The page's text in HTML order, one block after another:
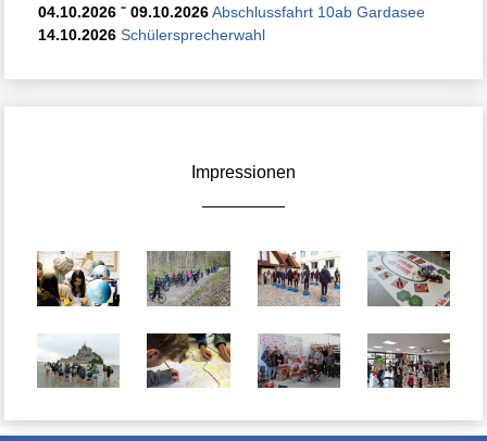
04.10.2026⁻ 09.10.2026 Abschlussfahrt 10ab Gardasee
14.10.2026 Schülersprecherwahl
Impressionen